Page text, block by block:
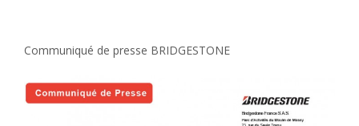
Communiqué de presse BRIDGESTONE